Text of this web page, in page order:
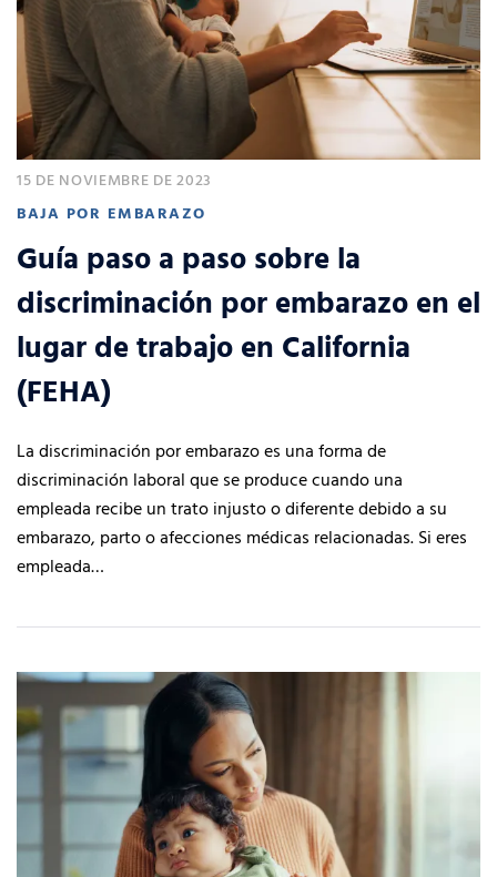
15 DE NOVIEMBRE DE 2023
BAJA POR EMBARAZO
Guía paso a paso sobre la
discriminación por embarazo en el
lugar de trabajo en California
(FEHA)
La discriminación por embarazo es una forma de
discriminación laboral que se produce cuando una
empleada recibe un trato injusto o diferente debido a su
embarazo, parto o afecciones médicas relacionadas. Si eres
empleada…